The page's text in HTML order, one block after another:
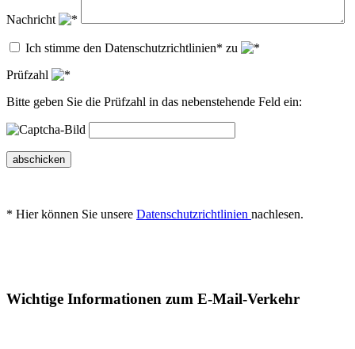
Nachricht
Ich stimme den Datenschutzrichtlinien* zu
Prüfzahl
Bitte geben Sie die Prüfzahl in das nebenstehende Feld ein:
abschicken
* Hier können Sie unsere Datenschutzrichtlinien nachlesen.
Wichtige Informationen zum E-Mail-Verkehr